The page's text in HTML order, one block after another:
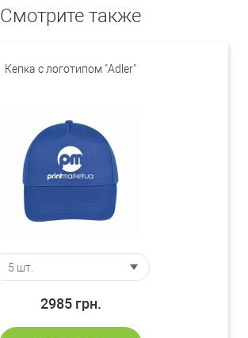
Смотрите также
Кепка с логотипом "Adler"
2985 грн.